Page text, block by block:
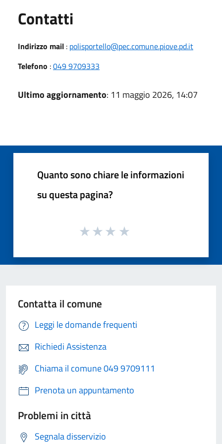
Contatti
Indirizzo mail : polisportello@pec.comune.piove.pd.it
Telefono :049 9709333
Ultimo aggiornamento: 11 maggio 2026, 14:07
Quanto sono chiare le informazioni
su questa pagina?
Contatta il comune
Leggi le domande frequenti
Richiedi Assistenza
Chiama il comune 049 9709111
Prenota un appuntamento
Problemi in città
Segnala disservizio